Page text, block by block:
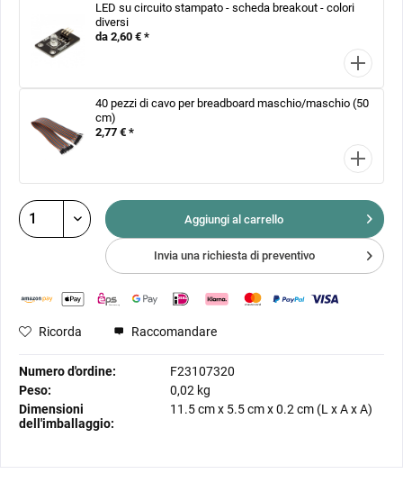
LED su circuito stampato - scheda breakout - colori
diversi
da 2,60 € *
40 pezzi di cavo per breadboard maschio/maschio (50
cm)
2,77 € *
Aggiungi al carrello
Invia una richiesta di preventivo
Ricorda Raccomandare
Numero d'ordine:
F23107320
Peso:
0,02 kg
Dimensioni
dell'imballaggio:
11.5 cmx 5.5 cmx0.2 cm (L x A x A)